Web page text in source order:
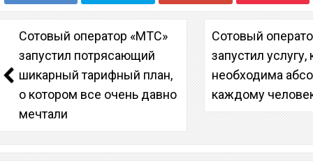
Сотовый оператор «МТС»
запустил потрясающий
шикарный тарифный план,
о котором все очень давно
мечтали
Сотовый
запустил услугу,
необходима
каждому